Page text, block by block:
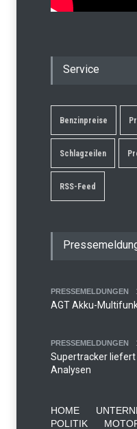
Service
Benzinpreise
Schlagzeilen
RSS-Feed
PRESSEMELDUNGEN
AGT Akku-
PRESSEMELDUNGEN
Supertracker
Analysen
HOME
POLITIK